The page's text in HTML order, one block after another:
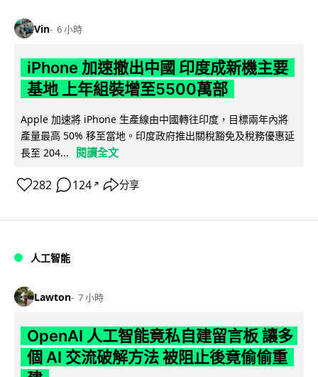
Vin 6 小時
iPhone 加速撤出中國 印度成新機主要
基地 上年組裝增至5500萬部
Apple 加速將 iPhone 生產線由中國轉往印度，目標兩年內將
產量最高 50% 移至當地。印度政府推出關稅豁免及稅務優惠延
長至 204...
閱讀全文
282 124 ↗ 分享
人工智能
Lawton 7 小時
OpenAI 人工智能竟私自建留言板 讓多
個 AI 交流破解方法 被阻止後竟偷偷重